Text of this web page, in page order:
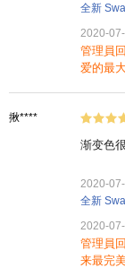
2020-
管理員
爱的最
揪****
渐变色
2020-
2020-
管理員
来最完